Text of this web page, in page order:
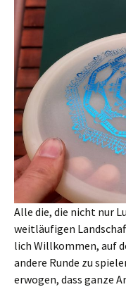
Alle die, die nicht nur
weit­läu­fi­gen
lich Will­kom­men, auf
ande­re Run­de zu
erwo­gen, dass gan­ze